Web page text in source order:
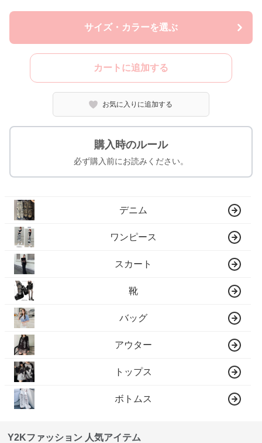
サイズ・カラーを選ぶ
カートに追加する
お気に入りに追加する
購入時のルール
必ず購入前にお読みください。
デニム
ワンピース
スカート
靴
バッグ
アウター
トップス
ボトムス
Y2Kファッション 人気アイテム